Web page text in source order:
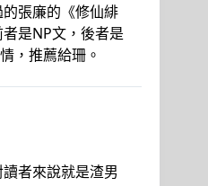
張廉的《修仙緋
是NP文，後者是
，推薦給珊。
者來說就是渣男